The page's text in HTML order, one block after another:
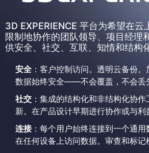
3D EXPERIENCE 平台为希望在云
限制地协作的团队领导、项目经理
供安全、社交、互联、知情和结构
安全 ：客户控制访问。透明云备份。
数据始终安全——不会覆盖，不会丢
社交 ：集成的结构化和非结构化协
新。在产品设计早期进行协作或与利
连接：每个用户始终连接到一个通
在任何设备上访问数据。审查和标记